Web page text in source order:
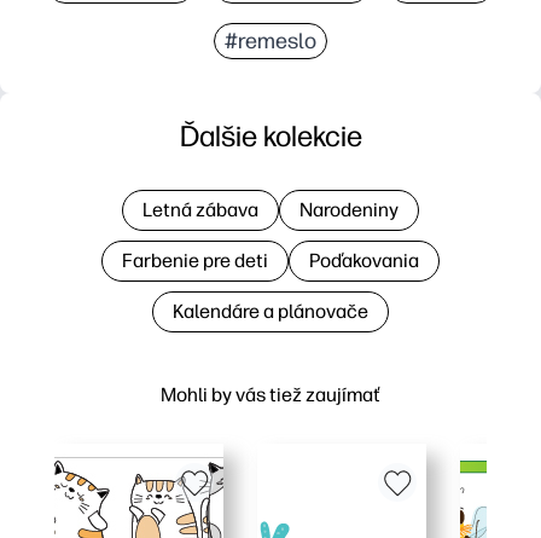
#remeslo
Mohli by vás tiež zaujímať
Ďalšie kolekcie
Letná zábava Narodeniny
Farbenie pre deti Poďakovania
Kalendáre a plánovače